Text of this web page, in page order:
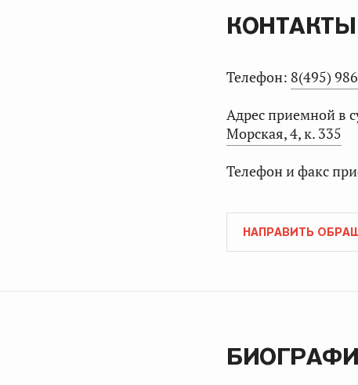
КОНТАКТЫ
Телефон: 8(495)
Адрес приемной в
Морская, 4, к. 335
Телефон и факс
НАПРАВИТЬ